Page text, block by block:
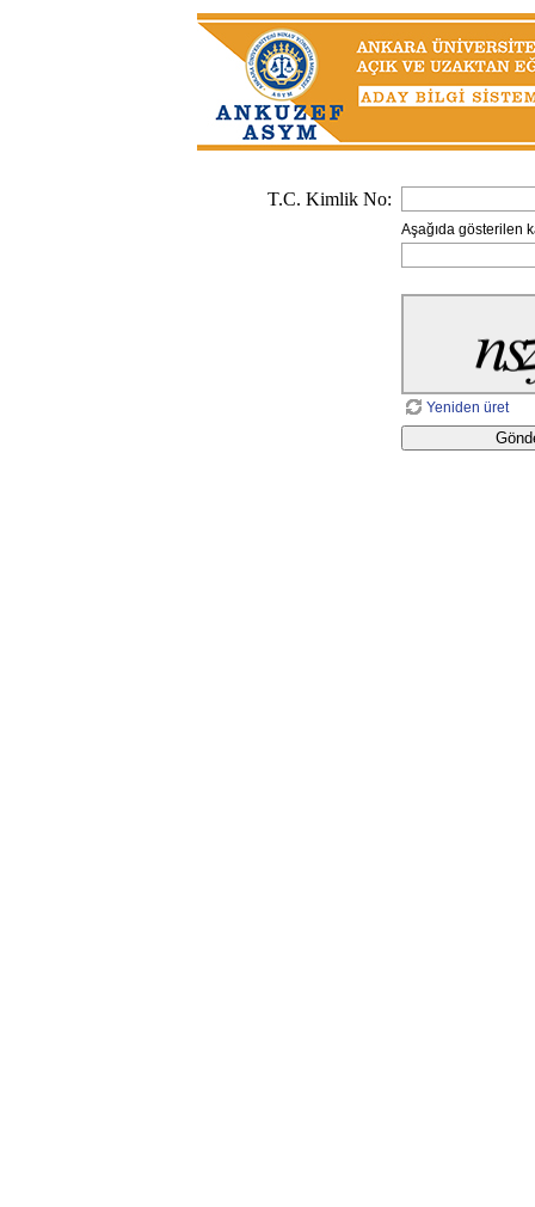
T.C. Kimlik No:
Aşağıda gösterilen
Yeniden üret